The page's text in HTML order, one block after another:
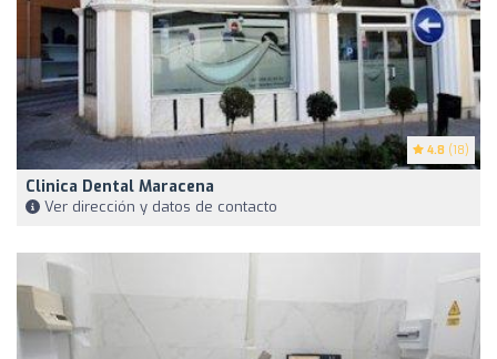
4.8 (18)
Clinica Dental Maracena
Ver dirección y datos de contacto